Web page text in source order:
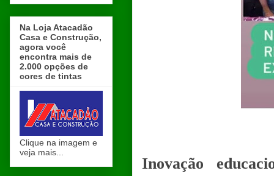
Inovação
Na Loja Atacadão
Casa e Construção,
agora você
encontra mais de
2.000 opções de
cores de tintas
Clique na imagem e
veja mais...